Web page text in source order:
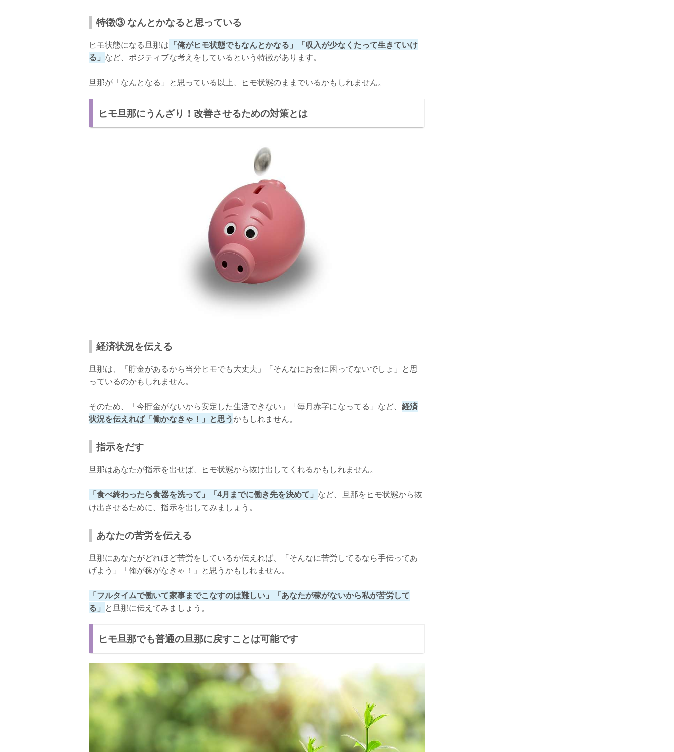
特徴③ なんとかなると思っている
ヒモ状態になる旦那は 「俺がヒモ状態でもなんとかなる」「収入が少なくたって生きていけ
る」 など、ポジティブな考えをしているという特徴があります。
旦那が「なんとなる」と思っている以上、ヒモ状態のままでいるかもしれません。
ヒモ旦那にうんざり！改善させるための対策とは
経済状況を伝える
旦那は、「貯金があるから当分ヒモでも大丈夫」「そんなにお金に困ってないでしょ」と思
っているのかもしれません。
そのため、「今貯金がないから安定した生活できない」「毎月赤字になってる」など、 経済
状況を伝えれば「働かなきゃ！」と思うかもしれません。
指示をだす
旦那はあなたが指示を出せば、ヒモ状態から抜け出してくれるかもしれません。
「食べ終わったら食器を洗って」「4月までに働き先を決めて」 など、旦那をヒモ状態から抜
け出させるために、指示を出してみましょう。
あなたの苦労を伝える
旦那にあなたがどれほど苦労をしているか伝えれば、「そんなに苦労してるなら手伝ってあ
げよう」「俺が稼がなきゃ！」と思うかもしれません。
「フルタイムで働いて家事までこなすのは難しい」「あなたが稼がないから私が苦労して
る」 と旦那に伝えてみましょう。
ヒモ旦那でも普通の旦那に戻すことは可能です